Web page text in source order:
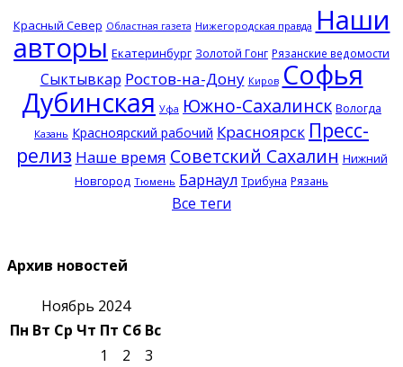
Красный Север Областная газета Нижегородская правда Наши
авторы Екатеринбург Золотой Гонг Рязанские ведомости
Сыктывкар Ростов-на-Дону Киров Софья
Дубинская Уфа Южно-Сахалинск Вологда
Казань Красноярский рабочий Красноярск Пресс-
релиз Наше время Советский Сахалин Нижний
Новгород Тюмень Барнаул Трибуна Рязань
Все теги
Архив новостей
Ноябрь 2024
Пн Вт Ср Чт Пт Сб Вс
1
2
3